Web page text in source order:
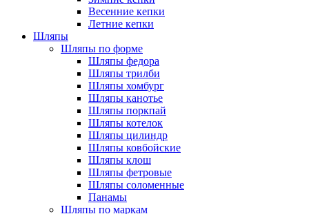
Весенние кепки
Летние кепки
Шляпы
Шляпы по форме
Шляпы федора
Шляпы трилби
Шляпы хомбург
Шляпы канотье
Шляпы поркпай
Шляпы котелок
Шляпы цилиндр
Шляпы ковбойские
Шляпы клош
Шляпы фетровые
Шляпы соломенные
Панамы
Шляпы по маркам